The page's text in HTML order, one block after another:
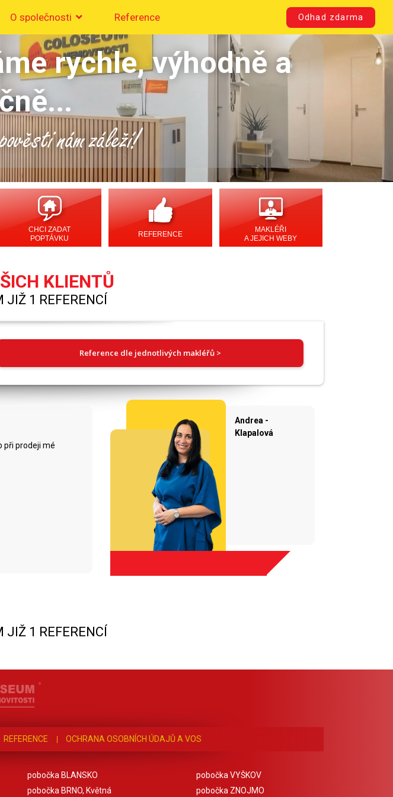
O společnosti Reference Odhad zdarma
rychle, výhodně a
nám záleží!
CHCI ZADAT
POPTÁVKU
REFERENCE
MAKLÉŘI
A JEJICH WEBY
KLIENTŮ
1 REFERENCÍ
Reference dle jednotlivých makléřů >
při prodeji mé
Andrea -
Klapalová
1 REFERENCÍ
REFERENCE OCHRANA OSOBNÍCH ÚDAJŮ A VOS
pobočka BLANSKO
pobočka BRNO, Květná
pobočka VYŠKOV
pobočka ZNOJMO